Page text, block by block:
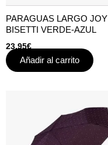
PARAGUAS LARGO JOY
BISETTI VERDE-AZUL
23,95€
Añadir al carrito